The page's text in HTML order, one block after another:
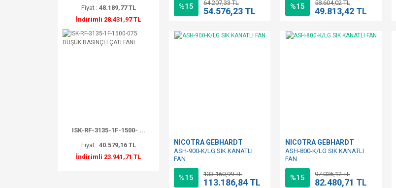
Fiyat : 48.189,77 TL
İndirimli 28.431,97 TL
ISK-RF-3135-1F-1500- ...
Fiyat : 40.579,16 TL
İndirimli 23.941,71 TL
%15 64.207,33 TL
54.576,23 TL %15 58.604,02 TL
49.813,42 TL
NICOTRA GEBHARDT
ASH-900-K/LG SIK KANATLI
FAN
%15 133.160,99 TL
113.186,84 TL
NICOTRA GEBHARDT
ASH-800-K/LG SIK KANATLI
FAN
%15 97.036,12 TL
82.480,71 TL